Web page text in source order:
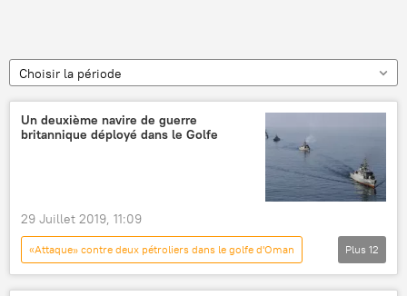
Choisir la période
Un deuxième navire de guerre
britannique déployé dans le Golfe
29 Juillet 2019, 11:09
«Attaque» contre deux pétroliers dans le golfe d'Oman
International
Actualités
Plus 12